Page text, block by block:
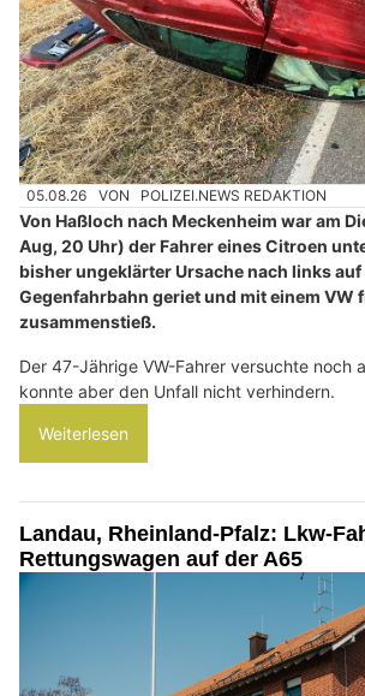
05.08.26 VON POLIZEI.NEWS REDAKTION
Von Haßloch nach Meckenheim war am
Aug, 20 Uhr) der Fahrer eines Citroen
bisher ungeklärter Ursache nach links auf
Gegenfahrbahn geriet und mit einem VW
zusammenstieß.
Der 47-Jährige VW-Fahrer versuchte noch
konnte aber den Unfall nicht verhindern.
Weiterlesen
Landau, Rheinland-Pfalz: Lkw-
Rettungswagen auf der A65